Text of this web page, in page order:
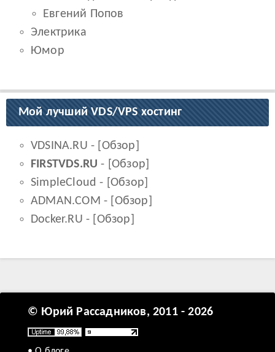
Евгений Попов
Электрика
Юмор
Мой лучший VDS/VPS хостинг
VDSINA.RU - [ Обзор
FIRSTVDS.RU - [Обзор
SimpleCloud - [Обзор
ADMAN.COM - [ Обзор
Docker.RU - [ Обзор
© Юрий Рассадников, 2011 - 2026